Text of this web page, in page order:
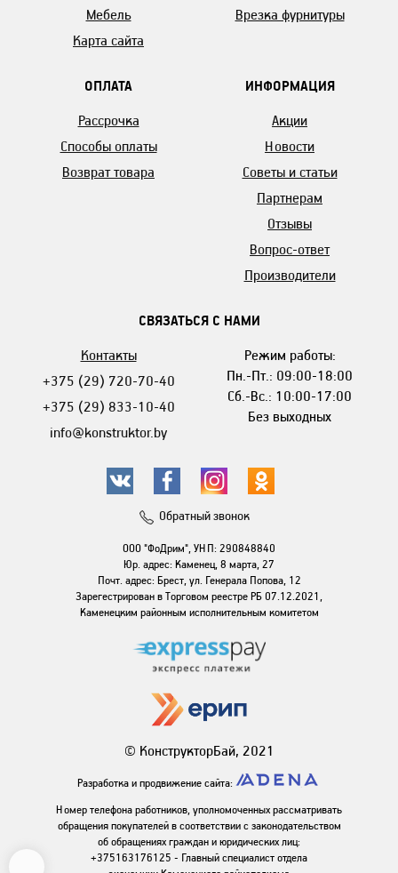
Мебель
Карта сайта
Врезка фурнитуры
ОПЛАТА
Рассрочка
Способы оплаты
Возврат товара
ИНФОРМАЦИЯ
Акции
Новости
Советы и статьи
Партнерам
Отзывы
Вопрос-ответ
Производители
СВЯЗАТЬСЯ С НАМИ
Контакты
+375 (29) 720-70-40
+375 (29) 833-10-40
info@konstruktor.by
Режим работы:
Пн.-Пт.: 09:00-18:00
Сб.-Вс.: 10:00-17:00
Без выходных
Обратный звонок
ООО "ФоДрим", УНП: 290848840
Юр. адрес: Каменец, 8 марта, 27
Почт. адрес: Брест, ул. Генерала Попова, 12
Зарегестрирован в Торговом реестре РБ 07.12.2021,
Каменецким районным исполнительным комитетом
© КонструкторБай, 2021
Разработка и продвижение сайта:
Номер телефона работников, уполномоченных рассматривать
обращения покупателей в соответствии с законодательством
об обращениях граждан и юридических лиц:
+375163176125 - Главный специалист отдела